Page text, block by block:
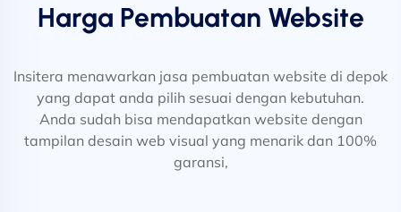
Harga Pembuatan Website
Insitera menawarkan jasa pembuatan website di depok
yang dapat anda pilih sesuai dengan kebutuhan.
Anda sudah bisa mendapatkan website dengan
tampilan desain web visual yang menarik dan 100%
garansi,